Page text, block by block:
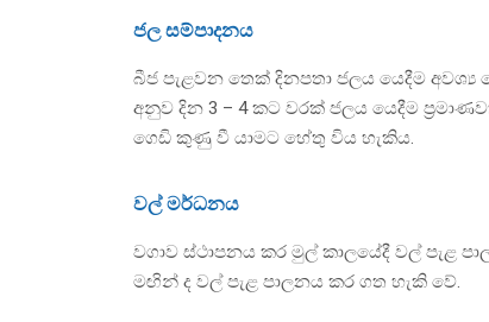
ජල සම්පාදනය
බීජ පැළවන තෙක් දිනපතා ජලය යෙදීම
අනුව දින 3 – 4 කට වරක් ජලය යෙදීම
ගෙඩි කුණු වී යාමට හේතු විය හැකිය.
වල් මර්ධනය
වගාව ස්ථාපනය කර මුල් කාලයේදී වල් පැළ
මඟින් ද වල් පැළ පාලනය කර ගත හැකි වේ.